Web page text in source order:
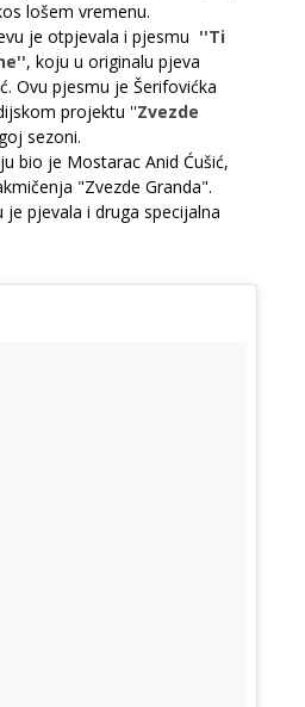
lošem vremenu.
je otpjevala i pjesmu ''Ti
, koju u originalu pjeva
Ovu pjesmu je Šerifovićka
projektu ''Zvezde
sezoni.
bio je Mostarac Anid Ćušić,
"Zvezde Granda".
je pjevala i druga specijalna